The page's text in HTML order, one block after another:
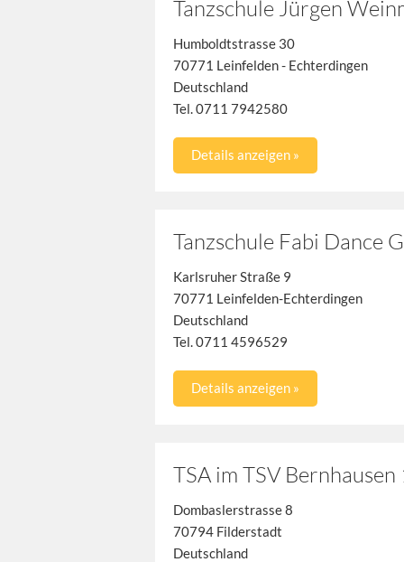
Tanzschule Jürgen
Humboldtstrasse 30
70771 Leinfelden - Echterdingen
Deutschland
Tel. 0711 7942580
Details anzeigen »
Tanzschule Fabi Dance
Karlsruher Straße 9
70771 Leinfelden-Echterdingen
Deutschland
Tel. 0711 4596529
Details anzeigen »
TSA im TSV Bernhausen
Dombaslerstrasse 8
70794 Filderstadt
Deutschland